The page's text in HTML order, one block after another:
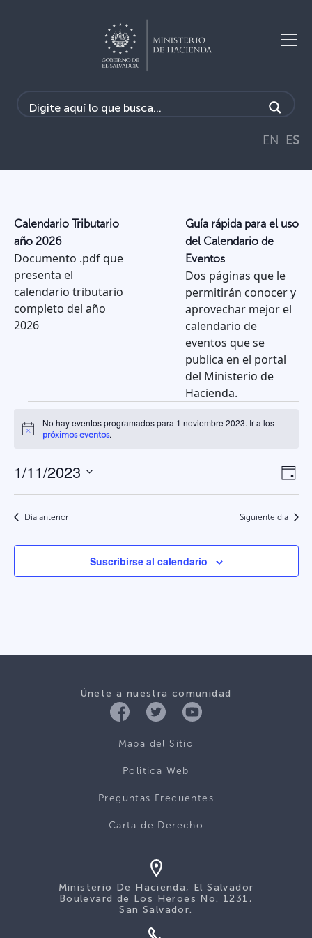
EN ES
Calendario Tributario
año 2026
Documento .pdf que
presenta el
calendario tributario
completo del año
2026
Guía rápida para el uso
del Calendario de
Eventos
Dos páginas que le
permitirán conocer y
aprovechar mejor el
calendario de
eventos que se
publica en el portal
del Ministerio de
Hacienda.
Eventos
en
1
noviembre
2023
Aviso
No hay eventos programados para 1 noviembre 2023. Ir a los
próximos eventos.
de
Día
1/11/2023
fecha.
Día anterior Siguiente día
Suscribirse al calendario
Únete a nuestra comunidad
Mapa del Sitio
Politica Web
Preguntas Frecuentes
Carta de Derecho
Ministerio De Hacienda, El Salvador
Boulevard de Los Héroes No. 1231,
San Salvador.